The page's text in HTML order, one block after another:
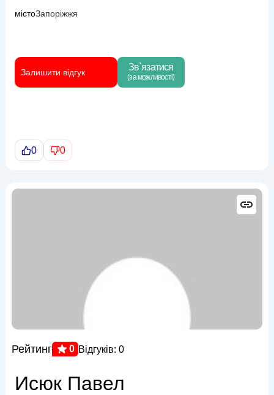
містоЗапоріжжя
Залишити відгук Зв`язатися
(за можливості)
0 0
Рейтинг 0 Відгуків: 0
Исюк Павел